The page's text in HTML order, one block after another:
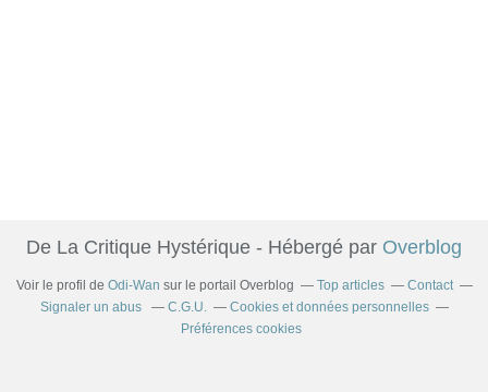
De La Critique Hystérique - Hébergé par Overblog
Voir le profil de Odi-Wan sur le portail Overblog Top articles
Contact
Signaler un abus
C.G.U.
Cookies et données personnelles
Préférences cookies